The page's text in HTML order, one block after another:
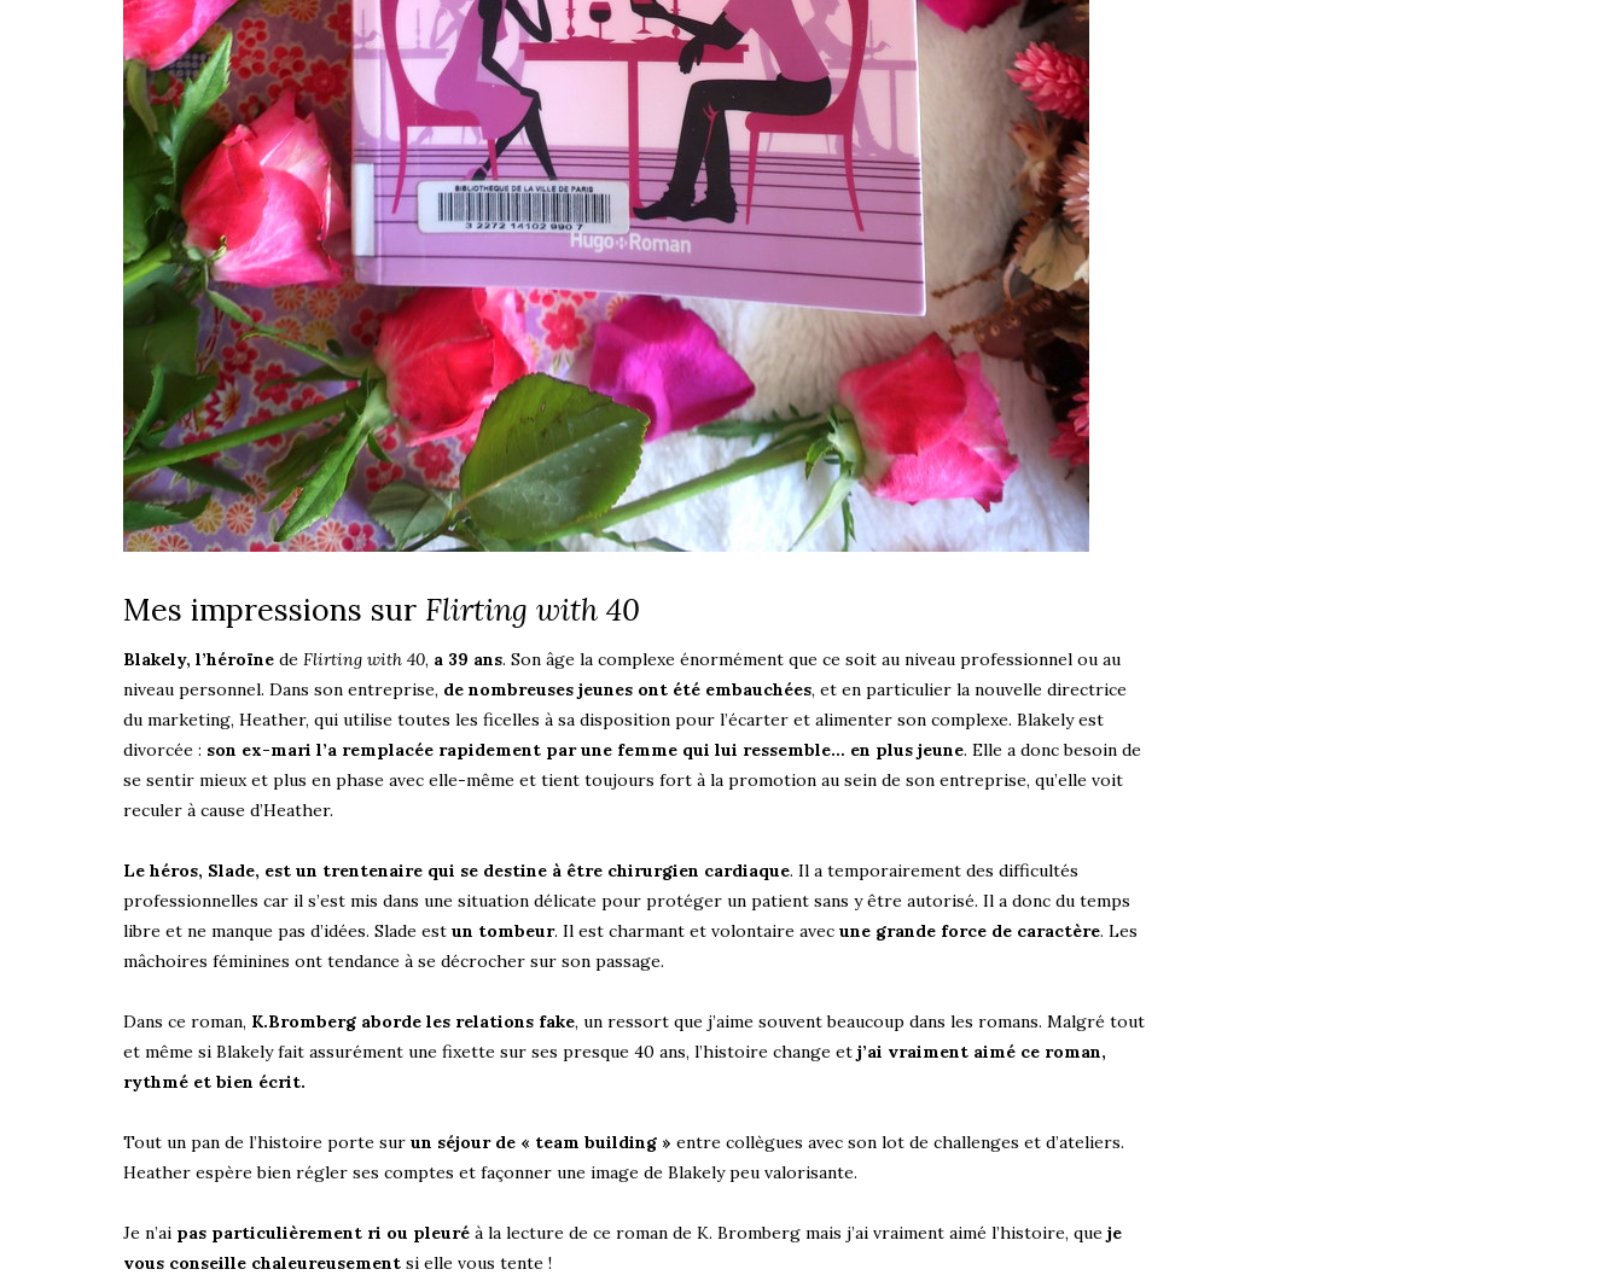
Mes impressions sur Flirting with 40
Blakely, l’héroïne de Flirting with 40, a 39 ans. Son âge la complexe énormément que ce soit au niveau professionnel ou au
niveau personnel. Dans son entreprise, de nombreuses jeunes ont été embauchées, et en particulier la nouvelle directrice
du marketing, Heather, qui utilise toutes les ficelles à sa disposition pour l’écarter et alimenter son complexe. Blakely est
divorcée : son ex-mari l’a remplacée rapidement par une femme qui lui ressemble… en plus jeune. Elle a donc besoin de
se sentir mieux et plus en phase avec elle-même et tient toujours fort à la promotion au sein de son entreprise, qu’elle voit
reculer à cause d’Heather.
Le héros, Slade, est un trentenaire qui se destine à être chirurgien cardiaque. Il a temporairement des difficultés
professionnelles car il s’est mis dans une situation délicate pour protéger un patient sans y être autorisé. Il a donc du temps
libre et ne manque pas d’idées. Slade est un tombeur. Il est charmant et volontaire avec une grande force de caractère. Les
mâchoires féminines ont tendance à se décrocher sur son passage.
Dans ce roman, K.Bromberg aborde les relations fake, un ressort que j’aime souvent beaucoup dans les romans. Malgré tout
et même si Blakely fait assurément une fixette sur ses presque 40 ans, l’histoire change et j’ai vraiment aimé ce roman,
rythmé et bien écrit.
Tout un pan de l’histoire porte sur un séjour de « team building » entre collègues avec son lot de challenges et d’ateliers.
Heather espère bien régler ses comptes et façonner une image de Blakely peu valorisante.
Je n’ai pas particulièrement ri ou pleuré à la lecture de ce roman de K. Bromberg mais j’ai vraiment aimé l’histoire, que je
vous conseille chaleureusement si elle vous tente !